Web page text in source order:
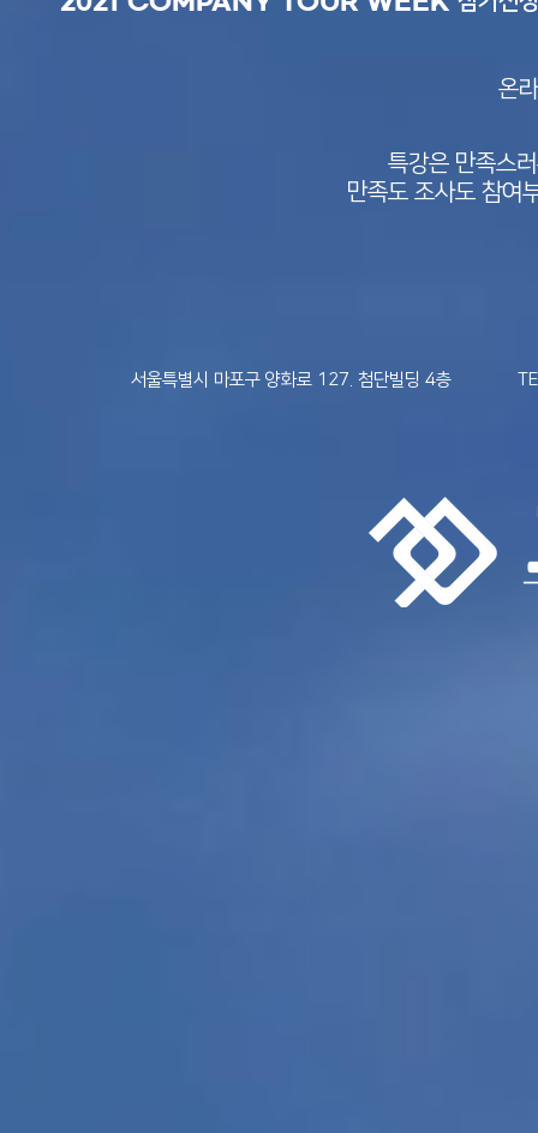
온
특강은 만족스
만족도 조사도 참여
서울특별시 마포구 양화로 127. 첨단빌딩 4층